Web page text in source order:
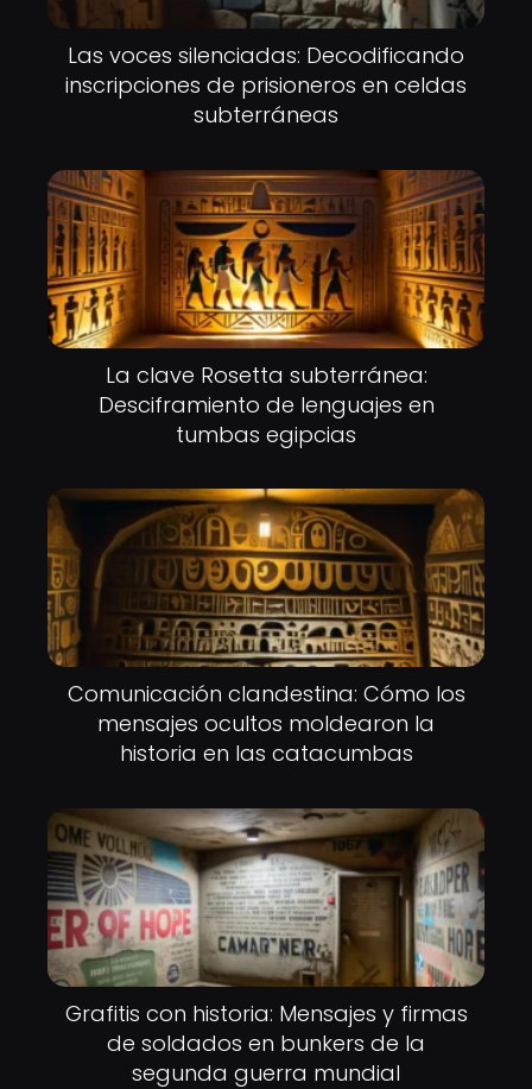
Las voces silenciadas: Decodificando
inscripciones de prisioneros en celdas
subterráneas
La clave Rosetta subterránea:
Desciframiento de lenguajes en
tumbas egipcias
Comunicación clandestina: Cómo los
mensajes ocultos moldearon la
historia en las catacumbas
Grafitis con historia: Mensajes y firmas
de soldados en bunkers de la
segunda guerra mundial